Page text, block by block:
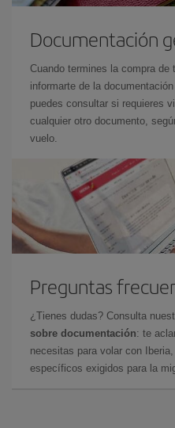
Documentación
Cuando termines la compra de
informarte de la
puedes consultar si requieres
cualquier otro documento,
vuelo.
Preguntas
¿Tienes dudas? Consulta
sobre documentación: te
necesitas para volar con
específicos exigidos para la